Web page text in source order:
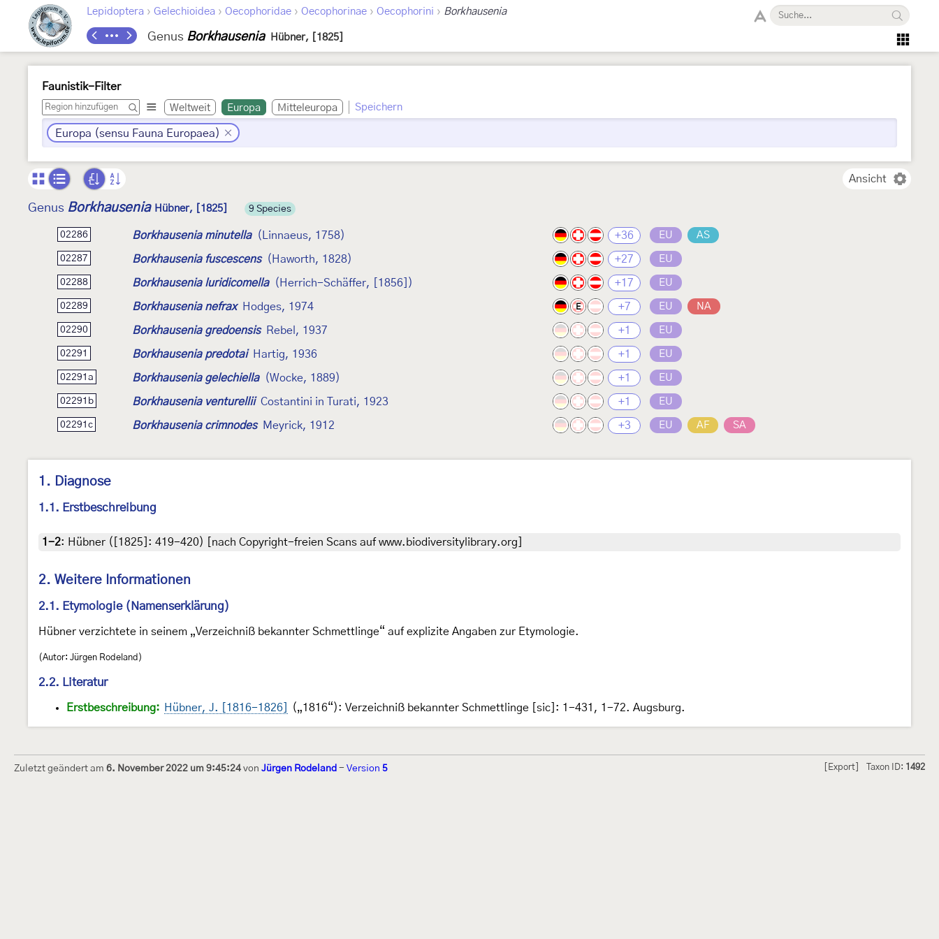
Lepidoptera › Gelechioidea › Oecophoridae › Oecophorinae › Oecophorini › Borkhausenia
Genus Borkhausenia Hübner, [1825]
Faunistik-Filter
Weltweit Europa Mitteleuropa Speichern
Europa (sensu Fauna Europaea)
Ansicht
Genus Borkhausenia Hübner, [1825] 9 Species
02286 Borkhausenia minutella (Linnaeus, 1758) +36 EU AS
02287 Borkhausenia fuscescens (Haworth, 1828) +27 EU
02288 Borkhausenia luridicomella (Herrich-Schäffer, [1856]) +17 EU
02289 Borkhausenia nefrax Hodges, 1974 E +7 EU NA
02290 Borkhausenia gredoensis Rebel, 1937 +1 EU
02291 Borkhausenia predotai Hartig, 1936 +1 EU
02291a Borkhausenia gelechiella (Wocke, 1889) +1 EU
02291b Borkhausenia venturellii Costantini in Turati, 1923 +1 EU
02291c Borkhausenia crimnodes Meyrick, 1912 +3 EU AF SA
1. Diagnose
1.1. Erstbeschreibung
1-2: Hübner ([1825]: 419-420) [nach Copyright-freien Scans auf www.biodiversitylibrary.org]
2. Weitere Informationen
2.1. Etymologie (Namenserklärung)
Hübner verzichtete in seinem „Verzeichniß bekannter Schmettlinge“ auf explizite Angaben zur Etymologie.
(Autor: Jürgen Rodeland)
2.2. Literatur
Erstbeschreibung: Hübner, J. [1816-1826] („1816“): Verzeichniß bekannter Schmettlinge [sic]: 1-431, 1-72. Augsburg.
Zuletzt geändert am 6. November 2022 um 9:45:24 von Jürgen Rodeland - Version 5 Taxon ID: 1492
[Export]